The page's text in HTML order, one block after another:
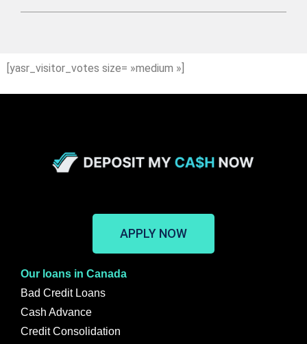
[yasr_visitor_votes size= »medium »]
APPLY NOW
Our loans in Canada
Bad Credit Loans
Cash Advance
Credit Consolidation